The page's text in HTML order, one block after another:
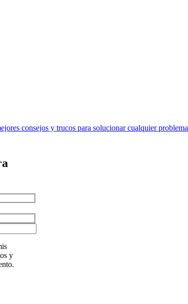
consejos y trucos para solucionar cualquier problema
y